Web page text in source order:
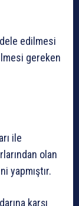
edilmesi
gereken
ile
olan
yapmıştır.
karşı